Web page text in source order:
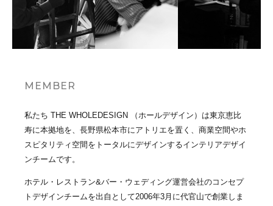
MEMBER
私たち THE WHOLEDESIGN （ホールデザイン）は東京恵比
寿に本拠地を、長野県松本市にアトリエを置く、商業空間やホ
スピタリティ空間をトータルにデザインするインテリアデザイ
ンチームです。
ホテル・レストラン&バー・ウェディング運営会社のコンセプ
トデザインチームを出自として2006年3月に代官山で創業しま